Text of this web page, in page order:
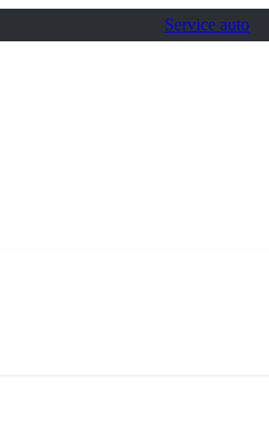
Service auto